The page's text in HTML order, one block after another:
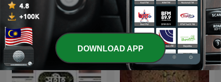
ألف ليلة وليلة বাংলা ছোট গল্পের সম্ভার
DOWNLOAD APP